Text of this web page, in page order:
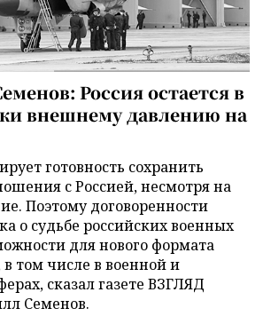
Россия остается в
внешнему давлению на
готовность сохранить
с Россией, несмотря на
Поэтому договоренности
о судьбе российских военных
для нового формата
в том числе в военной и
сказал газете ВЗГЛЯД
Семенов.